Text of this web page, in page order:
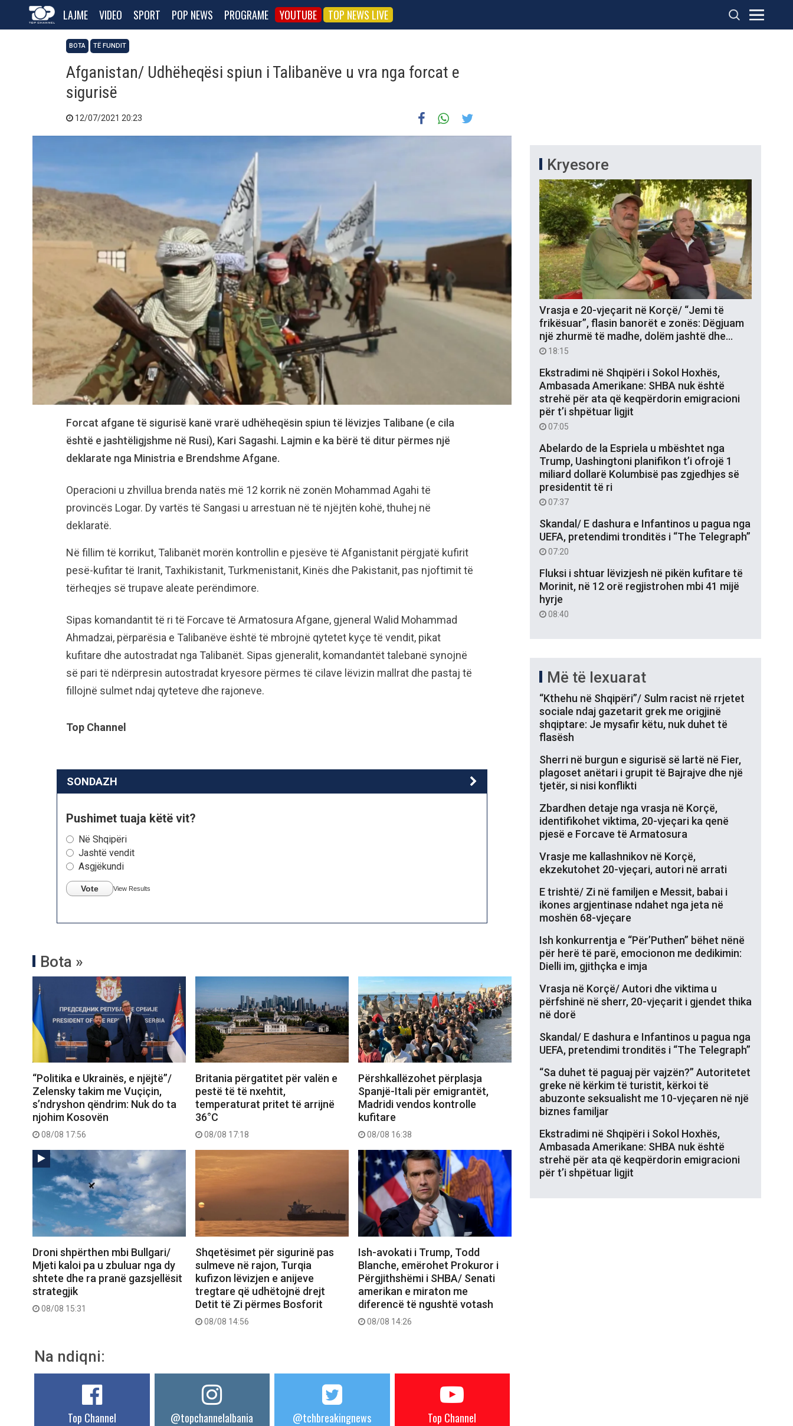
LAJME VIDEO SPORT POP NEWS PROGRAME YOUTUBE TOP NEWS LIVE
BOTA TË FUNDIT
Afganistan/ Udhëheqësi spiun i Talibanëve u vra nga forcat e
sigurisë
12/07/2021 20:23
Forcat afgane të sigurisë kanë vrarë udhëheqësin spiun të lëvizjes Talibane (e cila
është e jashtëligjshme në Rusi), Kari Sagashi. Lajmin e ka bërë të ditur përmes një
deklarate nga Ministria e Brendshme Afgane.
Operacioni u zhvillua brenda natës më 12 korrik në zonën Mohammad Agahi të
provincës Logar. Dy vartës të Sangasi u arrestuan në të njëjtën kohë, thuhej në
deklaratë.
Në fillim të korrikut, Talibanët morën kontrollin e pjesëve të Afganistanit përgjatë kufirit
pesë-kufitar të Iranit, Taxhikistanit, Turkmenistanit, Kinës dhe Pakistanit, pas njoftimit të
tërheqjes së trupave aleate perëndimore.
Sipas komandantit të ri të Forcave të Armatosura Afgane, gjeneral Walid Mohammad
Ahmadzai, përparësia e Talibanëve është të mbrojnë qytetet kyçe të vendit, pikat
kufitare dhe autostradat nga Talibanët. Sipas gjeneralit, komandantët talebanë synojnë
së pari të ndërpresin autostradat kryesore përmes të cilave lëvizin mallrat dhe pastaj të
fillojnë sulmet ndaj qyteteve dhe rajoneve.
Top Channel
SONDAZH
Pushimet tuaja këtë vit?
Në Shqipëri
Jashtë vendit
Asgjëkundi
Vote View Results
Bota »
“Politika e Ukrainës, e njëjtë”/
Zelensky takim me Vuçiçin,
s’ndryshon qëndrim: Nuk do ta
njohim Kosovën
08/08 17:56
Britania përgatitet për valën e
pestë të të nxehtit,
temperaturat pritet të arrijnë
36°C
08/08 17:18
Përshkallëzohet përplasja
Spanjë-Itali për emigrantët,
Madridi vendos kontrolle
kufitare
08/08 16:38
Droni shpërthen mbi Bullgari/
Mjeti kaloi pa u zbuluar nga dy
shtete dhe ra pranë gazsjellësit
strategjik
08/08 15:31
Shqetësimet për sigurinë pas
sulmeve në rajon, Turqia
kufizon lëvizjen e anijeve
tregtare që udhëtojnë drejt
Detit të Zi përmes Bosforit
08/08 14:56
Ish-avokati i Trump, Todd
Blanche, emërohet Prokuror i
Përgjithshëmi i SHBA/ Senati
amerikan e miraton me
diferencë të ngushtë votash
08/08 14:26
Na ndiqni:
Top Channel @topchannelalbania @tchbreakingnews Top Channel
Kryesore
Vrasja e 20-vjeçarit në Korçë/ “Jemi të
frikësuar”, flasin banorët e zonës: Dëgjuam
një zhurmë të madhe, dolëm jashtë dhe…
18:15
Ekstradimi në Shqipëri i Sokol Hoxhës,
Ambasada Amerikane: SHBA nuk është
strehë për ata që keqpërdorin emigracioni
për t’i shpëtuar ligjit
07:05
Abelardo de la Espriela u mbështet nga
Trump, Uashingtoni planifikon t’i ofrojë 1
miliard dollarë Kolumbisë pas zgjedhjes së
presidentit të ri
07:37
Skandal/ E dashura e Infantinos u pagua nga
UEFA, pretendimi tronditës i “The Telegraph”
07:20
Fluksi i shtuar lëvizjesh në pikën kufitare të
Morinit, në 12 orë regjistrohen mbi 41 mijë
hyrje
08:40
Më të lexuarat
“Kthehu në Shqipëri”/ Sulm racist në rrjetet
sociale ndaj gazetarit grek me origjinë
shqiptare: Je mysafir këtu, nuk duhet të
flasësh
Sherri në burgun e sigurisë së lartë në Fier,
plagoset anëtari i grupit të Bajrajve dhe një
tjetër, si nisi konflikti
Zbardhen detaje nga vrasja në Korçë,
identifikohet viktima, 20-vjeçari ka qenë
pjesë e Forcave të Armatosura
Vrasje me kallashnikov në Korçë,
ekzekutohet 20-vjeçari, autori në arrati
E trishtë/ Zi në familjen e Messit, babai i
ikones argjentinase ndahet nga jeta në
moshën 68-vjeçare
Ish konkurrentja e “Për’Puthen” bëhet nënë
për herë të parë, emocionon me dedikimin:
Dielli im, gjithçka e imja
Vrasja në Korçë/ Autori dhe viktima u
përfshinë në sherr, 20-vjeçarit i gjendet thika
në dorë
Skandal/ E dashura e Infantinos u pagua nga
UEFA, pretendimi tronditës i “The Telegraph”
“Sa duhet të paguaj për vajzën?” Autoritetet
greke në kërkim të turistit, kërkoi të
abuzonte seksualisht me 10-vjeçaren në një
biznes familjar
Ekstradimi në Shqipëri i Sokol Hoxhës,
Ambasada Amerikane: SHBA nuk është
strehë për ata që keqpërdorin emigracioni
për t’i shpëtuar ligjit